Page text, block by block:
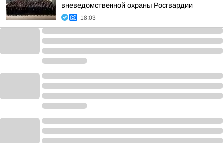
вневедомственной охраны Росгвардии
18:03